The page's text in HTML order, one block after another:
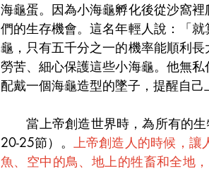
海龜蛋。因為小海龜孵化後從沙窩
們的生存機會。這名年輕人說：「
龜，只有五千分之一的機率能順利
勞苦、細心保護這些小海龜。他無
配戴一個海龜造型的墜子，提醒自己
當上帝創造世界時，為所有的生
20-25節）。 上帝創造人的時候，讓
魚、空中的鳥、地上的牲畜和全地